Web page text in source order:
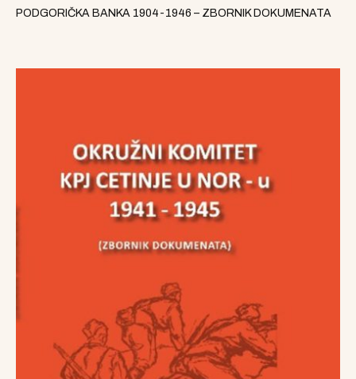
PODGORIČKA BANKA 1904-1946 – ZBORNIK DOKUMENATA